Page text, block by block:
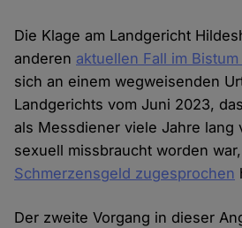
Die Klage am Landgericht
anderen aktuellen Fall im Bistum
sich an einem wegweisenden
Landgerichts vom Juni 2023,
als Messdiener viele Jahre lang
sexuell missbraucht worden
Schmerzensgeld zugesprochen
Der zweite Vorgang in dieser